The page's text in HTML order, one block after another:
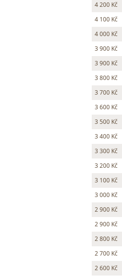
4 200 Kč
4 100 Kč
4 000 Kč
3 900 Kč
3 900 Kč
3 800 Kč
3 700 Kč
3 600 Kč
3 500 Kč
3 400 Kč
3 300 Kč
3 200 Kč
3 100 Kč
3 000 Kč
2 900 Kč
2 900 Kč
2 800 Kč
2 700 Kč
2 600 Kč